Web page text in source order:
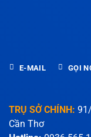
TRỤ SỞ CHÍNH:
Cần Thơ
E-MAIL GỌI